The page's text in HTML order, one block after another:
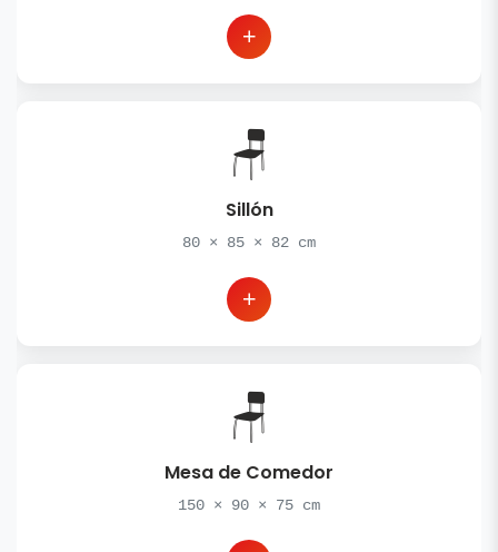
🪑
Sillón
80 × 85 × 82 cm
🪑
Mesa de Comedor
150 × 90 × 75 cm